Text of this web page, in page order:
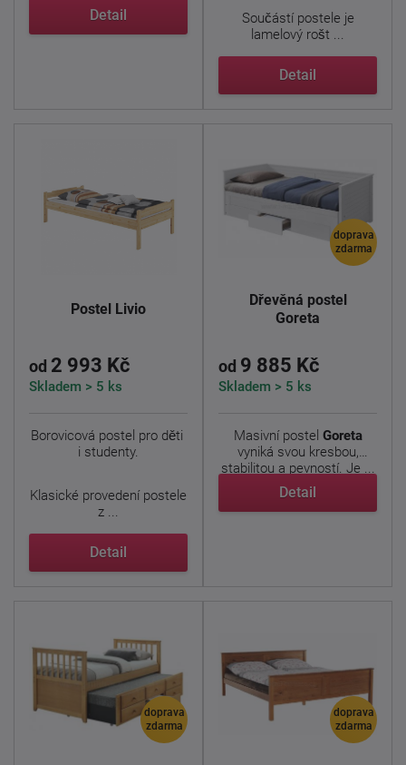
Detail
Součástí postele je
lamelový rošt ...
Detail
Postel Livio
od 2 993 Kč
Skladem > 5 ks
Borovicová postel pro děti
i studenty.
Klasické provedení postele
z ...
Detail
doprava
zdarma
Dřevěná postel
Goreta
od 9 885 Kč
Skladem > 5 ks
Masivní postel Goreta
vyniká svou kresbou,
stabilitou a pevností. Je ...
Detail
doprava
zdarma
doprava
zdarma